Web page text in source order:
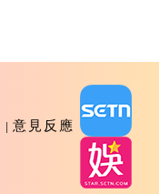
意見反應